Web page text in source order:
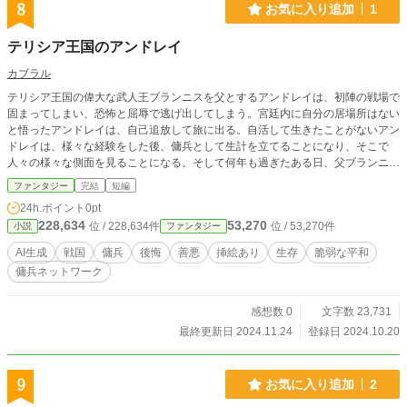
8 お気に入り追加 1
テリシア王国のアンドレイ
カブラル
テリシア王国の偉大な武人王ブランニスを父とするアンドレイは、初陣の戦場で
固まってしまい、恐怖と屈辱で逃げ出してしまう。宮廷内に自分の居場所はない
と悟ったアンドレイは、自己追放して旅に出る。自活して生きたことがないアン
ドレイは、様々な経験をした後、傭兵として生計を立てることになり、そこで
人々の様々な側面を見ることになる。そして何年も過ぎたある日、父ブランニス
からメッセージが届く。
ファンタジー 完結 短編
24h.ポイント 0pt
小説 228,634 位 / 228,634件 ファンタジー 53,270 位 / 53,270件
AI生成 戦国 傭兵 後悔 善悪 挿絵あり 生存
脆弱な平和
傭兵ネットワーク
感想数 0
文字数 23,731
最終更新日 2024.11.24
登録日 2024.10.20
9 お気に入り追加 2